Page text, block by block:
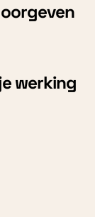
werking